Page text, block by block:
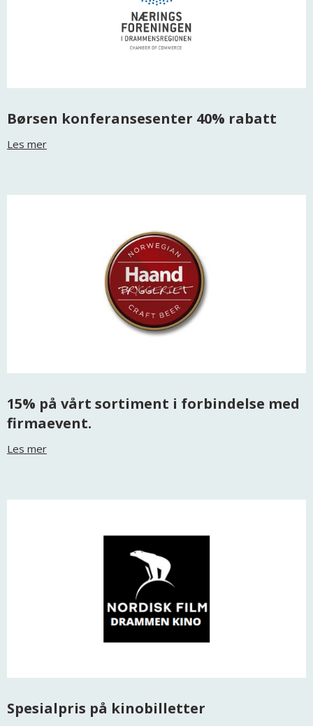
Børsen konferansesenter 40% rabatt
Les mer
15% på vårt sortiment i forbindelse med
firmaevent.
Les mer
Spesialpris på kinobilletter